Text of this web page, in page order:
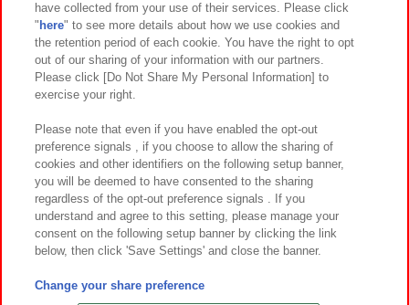
関連会社 サステナビリティ サイトポリシー
プライバシーポリシー ウェブアクセシビリティ方針と検証結果
お取引先さまとともに
カスタマーハラスメント対応方針 よくあるご質問・お問い合わせ
©Bandai Namco Amusement Inc.
©Bandai Namco Amusement Lab Inc.
have collected from your use of their services. Please click
" here" to see more details about how we use cookies and
the retention period of each cookie. You have the right to opt
out of our sharing of your information with our partners.
Please click [Do Not Share My Personal Information] to
exercise your right.
Please note that even if you have enabled the opt-out
preference signals , if you choose to allow the sharing of
cookies and other identifiers on the following setup banner,
you will be deemed to have consented to the sharing
regardless of the opt-out preference signals . If you
understand and agree to this setting, please manage your
consent on the following setup banner by clicking the link
below, then click 'Save Settings' and close the banner.
Change your share preference